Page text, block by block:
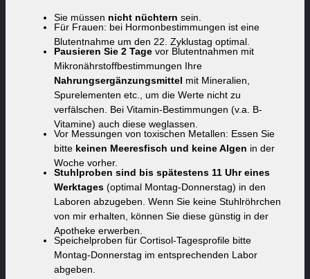
Sie müssen nicht nüchtern sein.
Für Frauen: bei Hormonbestimmungen ist eine
Blutentnahme um den 22. Zyklustag optimal.
Pausieren Sie 2 Tage vor Blutentnahmen mit
Mikronährstoffbestimmungen Ihre
Nahrungsergänzungsmittel mit Mineralien,
Spurelementen etc., um die Werte nicht zu
verfälschen. Bei Vitamin-Bestimmungen (v.a. B-
Vitamine) auch diese weglassen.
Vor Messungen von toxischen Metallen: Essen Sie
bitte keinen Meeresfisch und keine Algen in der
Woche vorher.
Stuhlproben sind bis spätestens 11 Uhr eines
Werktages (optimal Montag-Donnerstag) in den
Laboren abzugeben. Wenn Sie keine Stuhlröhrchen
von mir erhalten, können Sie diese günstig in der
Apotheke erwerben.
Speichelproben für Cortisol-Tagesprofile bitte
Montag-Donnerstag im entsprechenden Labor
abgeben.